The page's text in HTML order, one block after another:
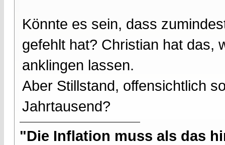
Könnte es sein, dass
gefehlt hat? Christian hat das,
anklingen lassen.
Aber Stillstand, offensichtlich
Jahrtausend?
"Die Inflation muss als das